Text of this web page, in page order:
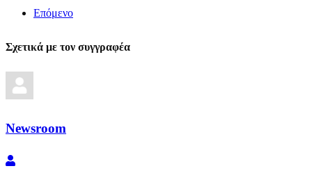
Επόμενο
Σχετικά με τον συγγραφέα
Newsroom
Newsroom